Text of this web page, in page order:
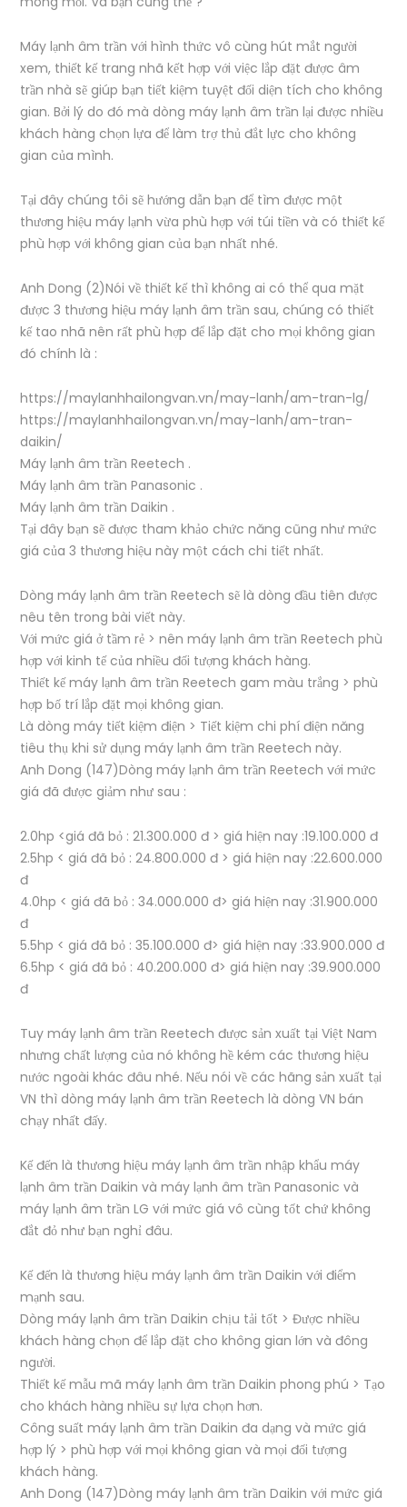
Máy lạnh âm trần với hình thức vô cùng hút mắt người
xem, thiết kế trang nhã kết hợp với việc lắp đặt được âm
trần nhà sẽ giúp bạn tiết kiệm tuyệt đối diện tích cho không
gian. Bởi lý do đó mà dòng máy lạnh âm trần lại được nhiều
khách hàng chọn lựa để làm trợ thủ đắt lực cho không
gian của mình.
Tại đây chúng tôi sẽ hướng dẫn bạn để tìm được một
thương hiệu máy lạnh vừa phù hợp với túi tiền và có thiết kế
phù hợp với không gian của bạn nhất nhé.
Anh Dong (2)Nói về thiết kế thì không ai có thể qua mặt
được 3 thương hiệu máy lạnh âm trần sau, chúng có thiết
kế tao nhã nên rất phù hợp để lắp đặt cho mọi không gian
đó chính là :
https://maylanhhailongvan.vn/may-lanh/am-tran-lg/
https://maylanhhailongvan.vn/may-lanh/am-tran-
daikin/
Máy lạnh âm trần Reetech .
Máy lạnh âm trần Panasonic .
Máy lạnh âm trần Daikin .
Tại đây bạn sẽ được tham khảo chức năng cũng như mức
giá của 3 thương hiệu này một cách chi tiết nhất.
Dòng máy lạnh âm trần Reetech sẽ là dòng đầu tiên được
nêu tên trong bài viết này.
Với mức giá ở tầm rẻ > nên máy lạnh âm trần Reetech phù
hợp với kinh tế của nhiều đối tượng khách hàng.
Thiết kế máy lạnh âm trần Reetech gam màu trắng > phù
hợp bố trí lắp đặt mọi không gian.
Là dòng máy tiết kiệm điện > Tiết kiệm chi phí điện năng
tiêu thụ khi sử dụng máy lạnh âm trần Reetech này.
Anh Dong (147)Dòng máy lạnh âm trần Reetech với mức
giá đã được giảm như sau :
2.0hp <giá đã bỏ : 21.300.000 đ > giá hiện nay :19.100.000 đ
2.5hp < giá đã bỏ : 24.800.000 đ > giá hiện nay :22.600.000
đ
4.0hp < giá đã bỏ : 34.000.000 đ> giá hiện nay :31.900.000
đ
5.5hp < giá đã bỏ : 35.100.000 đ> giá hiện nay :33.900.000 đ
6.5hp < giá đã bỏ : 40.200.000 đ> giá hiện nay :39.900.000
đ
Tuy máy lạnh âm trần Reetech được sản xuất tại Việt Nam
nhưng chất lượng của nó không hề kém các thương hiệu
nước ngoài khác đâu nhé. Nếu nói về các hãng sản xuất tại
VN thì dòng máy lạnh âm trần Reetech là dòng VN bán
chạy nhất đấy.
Kế đến là thương hiệu máy lạnh âm trần nhập khẩu máy
lạnh âm trần Daikin và máy lạnh âm trần Panasonic và
máy lạnh âm trần LG với mức giá vô cùng tốt chứ không
đắt đỏ như bạn nghỉ đâu.
Kế đến là thương hiệu máy lạnh âm trần Daikin với điểm
mạnh sau.
Dòng máy lạnh âm trần Daikin chịu tải tốt > Được nhiều
khách hàng chọn để lắp đặt cho không gian lớn và đông
người.
Thiết kế mẫu mã máy lạnh âm trần Daikin phong phú > Tạo
cho khách hàng nhiều sự lựa chọn hơn.
Công suất máy lạnh âm trần Daikin đa dạng và mức giá
hợp lý > phù hợp với mọi không gian và mọi đối tượng
khách hàng.
Anh Dong (147)Dòng máy lạnh âm trần Daikin với mức giá